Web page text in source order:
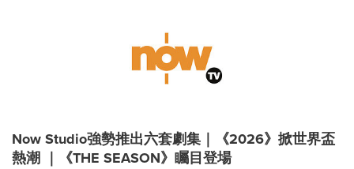
Now Studio強勢推出六套劇集｜《2026》掀世界盃
熱潮 ｜《THE SEASON》矚目登場